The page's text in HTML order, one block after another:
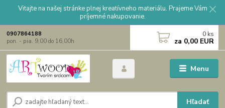
Vitajte na našej stránke plnej kreatívneho materiálu. Prajeme Vám
príjemné nakupovanie.
Menu
Hľadať
0907864188
pon. - pia. 9,00 do 16,00h
0 ks
za 0,00 EUR